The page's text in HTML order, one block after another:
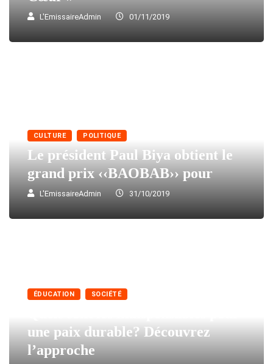
L'EmissaireAdmin 01/11/2019
CULTURE POLITIQUE
Le président Paul Biya obtient le
grand prix ‹‹BAOBAB›› pour
L'EmissaireAdmin 31/10/2019
ÉDUCATION SOCIÉTÉ
une paix durable? Découvrez
l’approche